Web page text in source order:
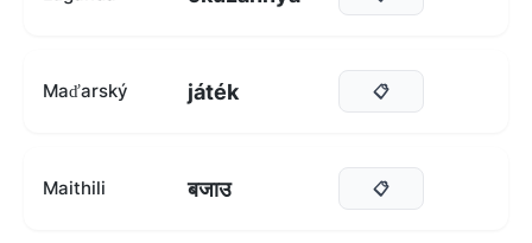
Maďarský játék 📋
Maithili बजाउ 📋